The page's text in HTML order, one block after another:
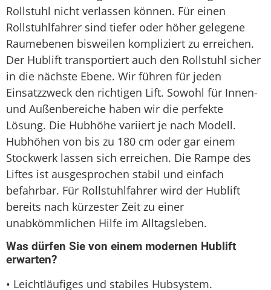
Rollstuhl nicht verlassen können. Für einen
Rollstuhlfahrer sind tiefer oder höher gelegene
Raumebenen bisweilen kompliziert zu erreichen.
Der Hublift transportiert auch den Rollstuhl sicher
in die nächste Ebene. Wir führen für jeden
Einsatzzweck den richtigen Lift. Sowohl für Innen-
und Außenbereiche haben wir die perfekte
Lösung. Die Hubhöhe variiert je nach Modell.
Hubhöhen von bis zu 180 cm oder gar einem
Stockwerk lassen sich erreichen. Die Rampe des
Liftes ist ausgesprochen stabil und einfach
befahrbar. Für Rollstuhlfahrer wird der Hublift
bereits nach kürzester Zeit zu einer
unabkömmlichen Hilfe im Alltagsleben.
Was dürfen Sie von einem modernen Hublift
erwarten?
• Leichtläufiges und stabiles Hubsystem.